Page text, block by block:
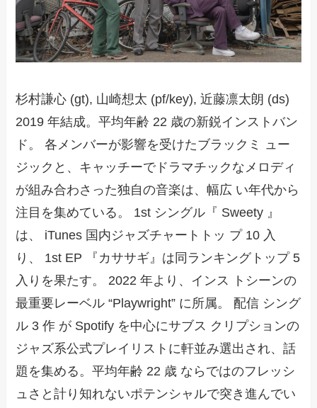
杉村謙心 (gt), 山崎想太 (pf/key), 近藤凛太朗 (ds)
2019 年結成。平均年齢 22 歳の新鋭インストバン
ド。 各メンバーが影響を受けたブラックミ ュー
ジックと、キャッチーでドラマチックなメロディ
が組み合わさった独自の音楽は、幅広 い年代から
注目を集めている。 1st シングル『 Sweety 』
は、 iTunes 国内ジャズチャートトッ プ 10 入
り、 1st EP 『カササギ』は同ランキングトップ 5
入りを果たす。 2022 年より、インス トシーンの
最重要レーベル “Playwright” に所属。 配信 シング
ル 3 作 が Spotify を中心にサブス クリプションの
ジャズ系公式プレイリストに軒並み選出され、話
題を集める。平均年齢 22 歳 ならではのフレッシ
ュさと計り知れないポテンシャルで突き進んでい